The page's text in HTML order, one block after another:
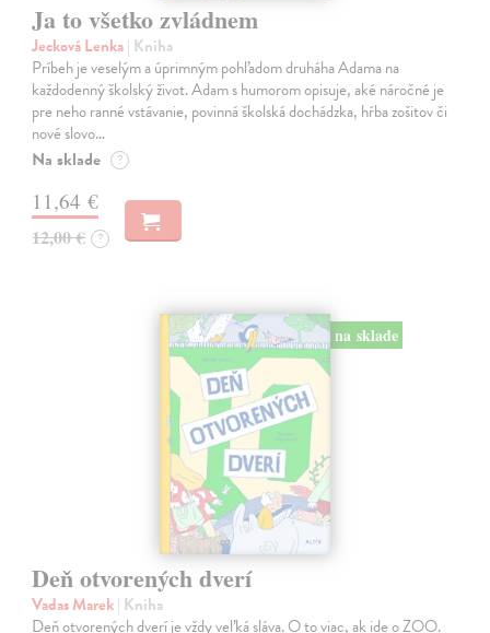
Ja to všetko zvládnem
Jecková Lenka| Kniha
Príbeh je veselým a úprimným pohľadom druháha Adama na
každodenný školský život. Adam s humorom opisuje, aké náročné je
pre neho ranné vstávanie, povinná školská dochádzka, hŕba zošitov či
nové slovo…
Na sklade ?
11,64 €
12,00 € ?
na sklade
Deň otvorených dverí
Vadas Marek| Kniha
Deň otvorených dverí je vždy veľká sláva. O to viac, ak ide o ZOO.